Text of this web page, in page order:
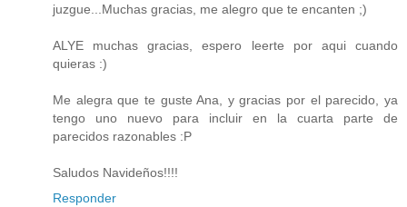
juzgue...Muchas gracias, me alegro que te encanten ;)
ALYE muchas gracias, espero leerte por aqui cuando
quieras :)
Me alegra que te guste Ana, y gracias por el parecido, ya
tengo uno nuevo para incluir en la cuarta parte de
parecidos razonables :P
Saludos Navideños!!!!
Responder